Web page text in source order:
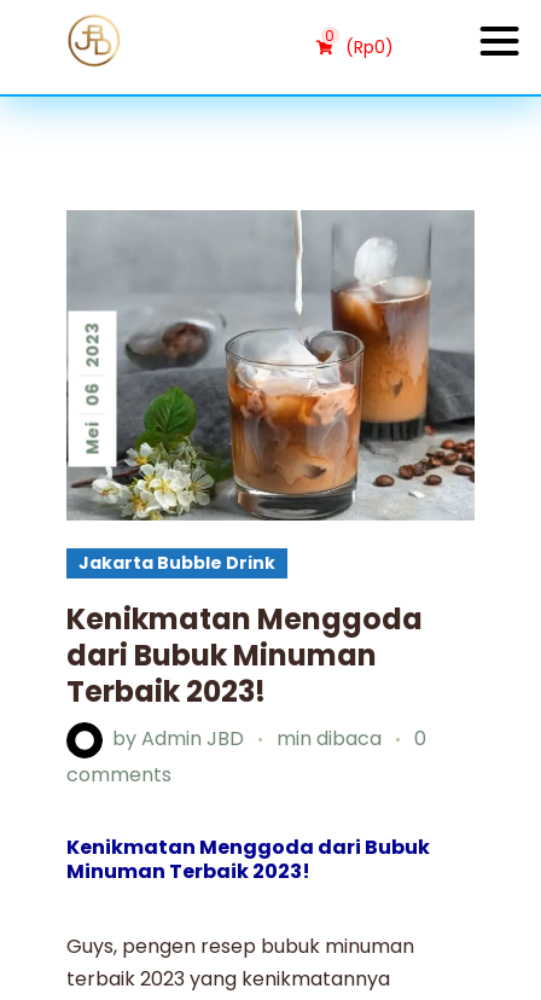
0 (Rp0)
Mei
06
2023
Jakarta Bubble Drink
Kenikmatan Menggoda
dari Bubuk Minuman
Terbaik 2023!
byAdmin JBD min dibaca
0
comments
Kenikmatan Menggoda dari Bubuk
Minuman Terbaik 2023!
Guys, pengen resep bubuk minuman
terbaik 2023yang kenikmatannya